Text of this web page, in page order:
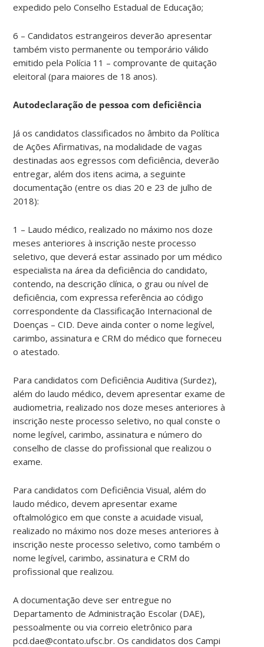
expedido pelo Conselho Estadual de Educação;
6 – Candidatos estrangeiros deverão apresentar
também visto permanente ou temporário válido
emitido pela Polícia 11 – comprovante de quitação
eleitoral (para maiores de 18 anos).
Autodeclaração de pessoa com deficiência
Já os candidatos classificados no âmbito da Política
de Ações Afirmativas, na modalidade de vagas
destinadas aos egressos com deficiência, deverão
entregar, além dos itens acima, a seguinte
documentação (entre os dias 20 e 23 de julho de
2018):
1 – Laudo médico, realizado no máximo nos doze
meses anteriores à inscrição neste processo
seletivo, que deverá estar assinado por um médico
especialista na área da deficiência do candidato,
contendo, na descrição clínica, o grau ou nível de
deficiência, com expressa referência ao código
correspondente da Classificação Internacional de
Doenças – CID. Deve ainda conter o nome legível,
carimbo, assinatura e CRM do médico que forneceu
o atestado.
Para candidatos com Deficiência Auditiva (Surdez),
além do laudo médico, devem apresentar exame de
audiometria, realizado nos doze meses anteriores à
inscrição neste processo seletivo, no qual conste o
nome legível, carimbo, assinatura e número do
conselho de classe do profissional que realizou o
exame.
Para candidatos com Deficiência Visual, além do
laudo médico, devem apresentar exame
oftalmológico em que conste a acuidade visual,
realizado no máximo nos doze meses anteriores à
inscrição neste processo seletivo, como também o
nome legível, carimbo, assinatura e CRM do
profissional que realizou.
A documentação deve ser entregue no
Departamento de Administração Escolar (DAE),
pessoalmente ou via correio eletrônico para
pcd.dae@contato.ufsc.br. Os candidatos dos Campi